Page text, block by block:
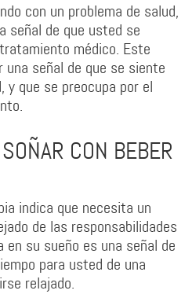
con un problema de salud,
señal de que usted se
médico. Este
señal de que se siente
que se preocupa por el
CON BEBER
indica que necesita un
de las responsabilidades
en su sueño es una señal de
para usted de una
relajado.